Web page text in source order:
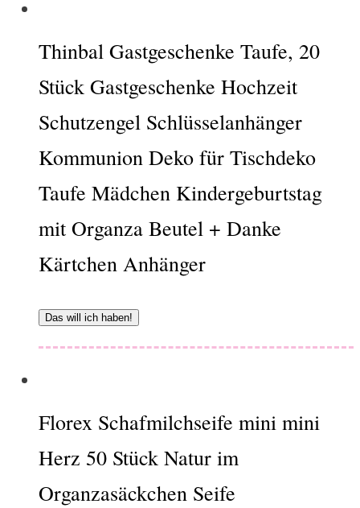
Thinbal Gastgeschenke Taufe, 20
Stück Gastgeschenke Hochzeit
Schutzengel Schlüsselanhänger
Kommunion Deko für Tischdeko
Taufe Mädchen Kindergeburtstag
mit Organza Beutel + Danke
Kärtchen Anhänger
Das will ich haben!
Florex Schafmilchseife mini mini
Herz 50 Stück Natur im
Organzasäckchen Seife